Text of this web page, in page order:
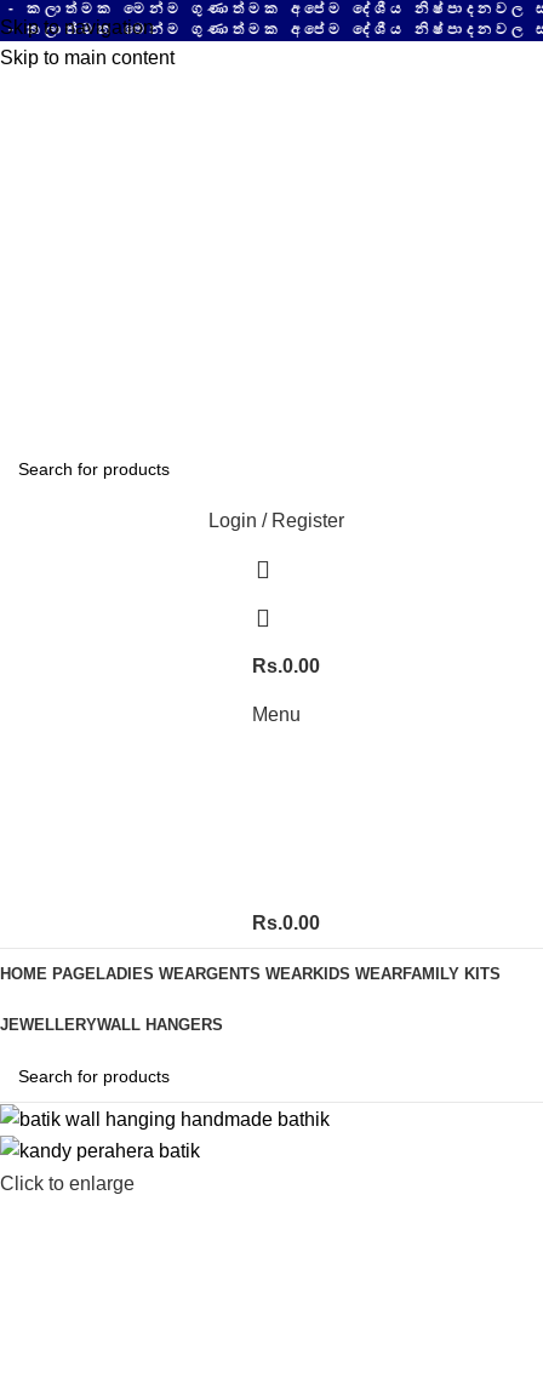
Skip to navigation
Skip to main content
මෙන්ම ගුණාත්මක අපේම දේශීය නිෂ්පාදනවල සයිබර්
මෙන්ම ගුණාත්මක අපේම දේශීය නිෂ්පාදනවල සයිබර්
Login / Register
Rs.0.00
Menu
Rs.0.00
HOME PAGE LADIES WEARGENTS WEARKIDS WEARFAMILY KITS
JEWELLERYWALL HANGERS
Click to enlarge